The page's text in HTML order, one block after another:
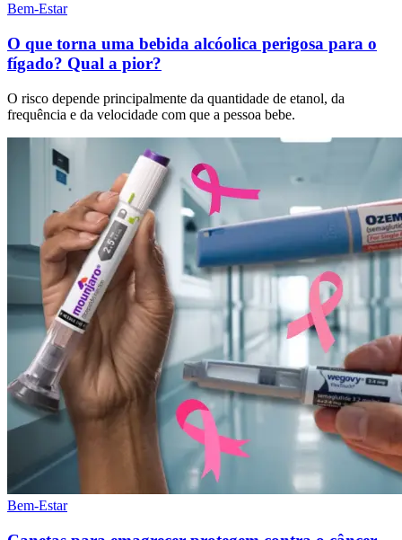
Bem-Estar
O que torna uma bebida alcóolica perigosa para o
fígado? Qual a pior?
O risco depende principalmente da quantidade de etanol, da
frequência e da velocidade com que a pessoa bebe.
Bem-Estar